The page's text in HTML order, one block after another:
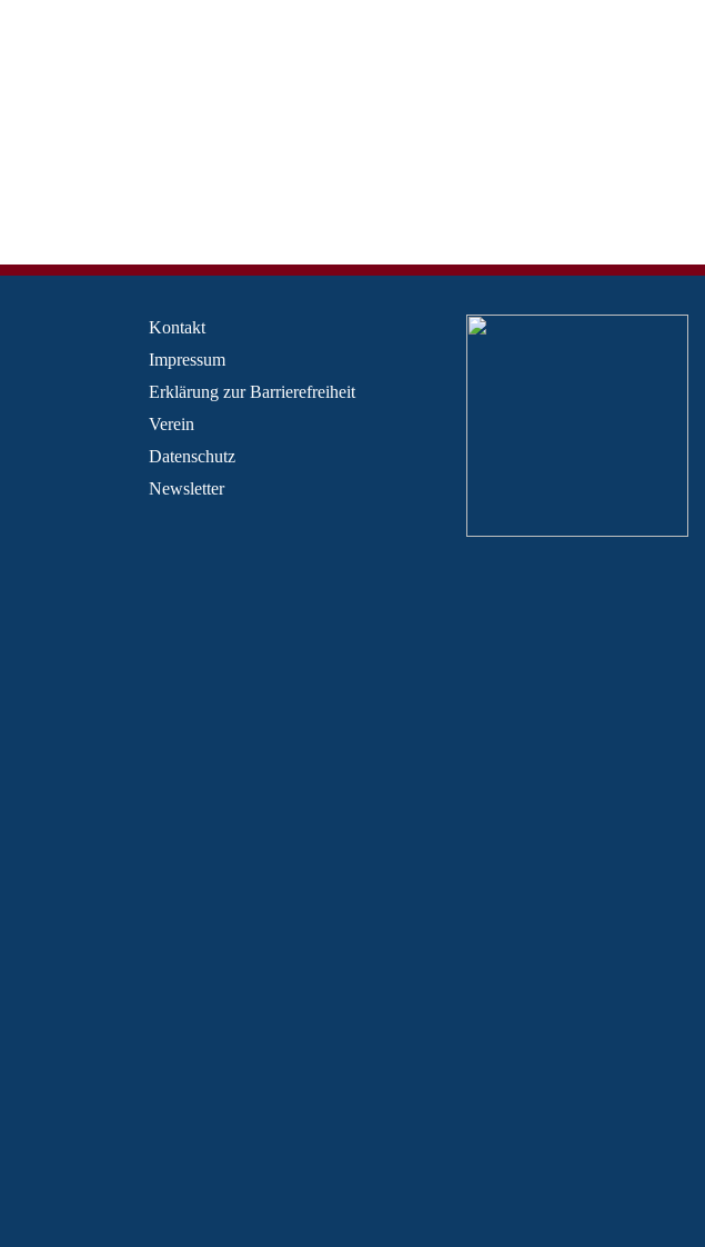
Kontakt
Impressum
Erklärung zur Barrierefreiheit
Verein
Datenschutz
Newsletter